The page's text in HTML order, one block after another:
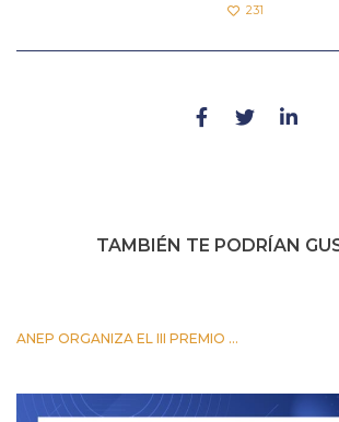
231
TAMBIÉN TE PODRÍAN
ANEP ORGANIZA EL III PREMIO ...